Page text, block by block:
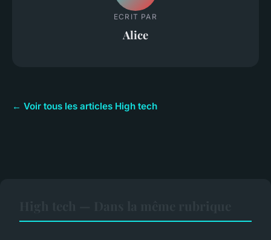
ECRIT PAR
Alice
← Voir tous les articles High tech